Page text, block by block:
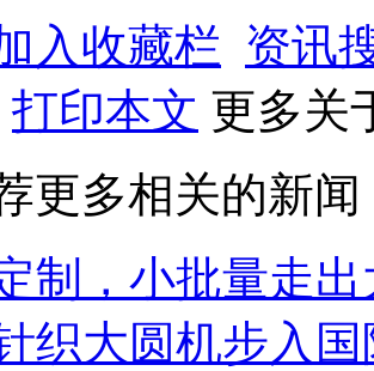
入收藏栏 资讯
打印本文 更多关
更多相关的新闻
制，小批量走
织大圆机步入